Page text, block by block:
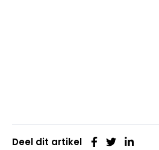
Deel dit artikel